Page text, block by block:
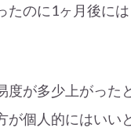
たのに1ヶ月後には
度が多少上がった
が個人的にはいい